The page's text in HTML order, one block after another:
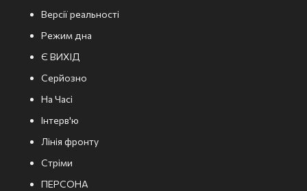
Версії реальності
Режим дна
Є ВИХІД
Серйозно
На Часі
Інтерв'ю
Лінія фронту
Стріми
ПЕРСОНА